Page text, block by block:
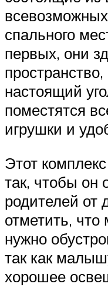
спального
первых, они
настоящий
поместятся
игрушки и
Этот
так, чтобы он
родителей от
отметить,
нужно
так как
хорошее